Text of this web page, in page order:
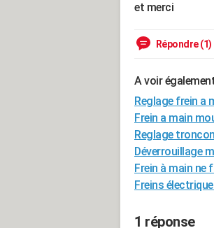
et merci
Répondre (1)
A voir
Reglage frein a
Frein a main
Reglage
Déverrouillage
Frein à main ne
Freins
1 réponse